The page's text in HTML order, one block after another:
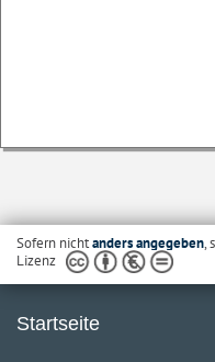
Sofern nichtanders angegeben,
Lizenz
Startseite